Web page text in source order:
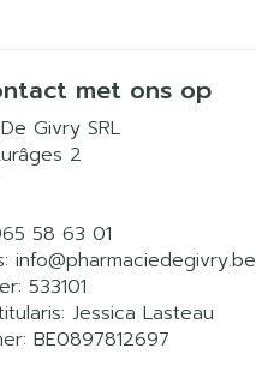
met ons op
Givry SRL
2
58 63 01
info@pharmaciedegivry.be
533101
Jessica Lasteau
BE0897812697